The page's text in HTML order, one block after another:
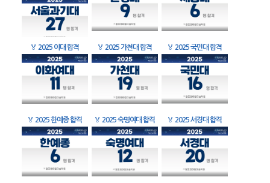
🏅 2025 이대 합격 🏅 2025 가천대 합격 🏅 2025 국민대 합격
🏅 2025 한예종 합격 🏅 2025 숙명여대 합격 🏅 2025 서경대 합격